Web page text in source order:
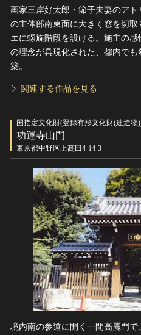
画家三岸好太郎・節子夫妻のア
の主体部南東面に大きく窓を切
エに螺旋階段を設ける。施主の
の理念が具現化された、都内で
築。
関連する作品を見る
国指定文化財(登録有形文化財(建造物
功運寺山門
東京都中野区上高田4-14-3
境内南の参道に開く一間高麗門